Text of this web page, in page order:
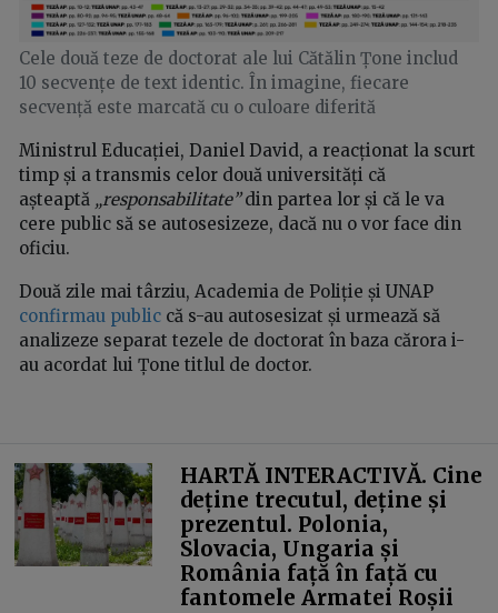
Cele două teze de doctorat ale lui Cătălin Țone includ
10 secvențe de text identic. În imagine, fiecare
secvență este marcată cu o culoare diferită
Ministrul Educației, Daniel David, a reacționat la scurt
timp și a transmis celor două universități că
așteaptă „responsabilitate”din partea lor și că le va
cere public să se autosesizeze, dacă nu o vor face din
oficiu.
Două zile mai târziu, Academia de Poliție și UNAP
confirmau public că s-au autosesizat și urmează să
analizeze separat tezele de doctorat în baza cărora i-
au acordat lui Țone titlul de doctor.
HARTĂ INTERACTIVĂ. Cine
deține trecutul, deține și
prezentul. Polonia,
Slovacia, Ungaria și
România față în față cu
fantomele Armatei Roșii